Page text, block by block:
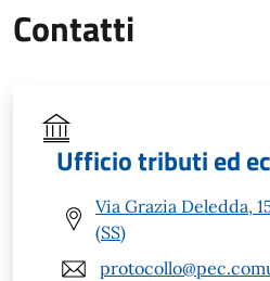
Contatti
Ufficio tributi ed
Via Grazia Deledda,
(SS)